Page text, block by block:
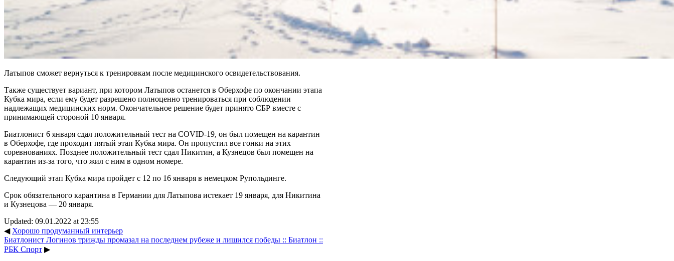
Латыпов сможет вернуться к тренировкам после медицинского освидетельствования.
Также существует вариант, при котором Латыпов останется в Оберхофе по окончании этапа
Кубка мира, если ему будет разрешено полноценно тренироваться при соблюдении
надлежащих медицинских норм. Окончательное решение будет принято СБР вместе с
принимающей стороной 10 января.
Биатлонист 6 января сдал положительный тест на COVID-19, он был помещен на карантин
в Оберхофе, где проходит пятый этап Кубка мира. Он пропустил все гонки на этих
соревнованиях. Позднее положительный тест сдал Никитин, а Кузнецов был помещен на
карантин из-за того, что жил с ним в одном номере.
Следующий этап Кубка мира пройдет с 12 по 16 января в немецком Рупольдинге.
Срок обязательного карантина в Германии для Латыпова истекает 19 января, для Никитина
и Кузнецова — 20 января.
Updated: 09.01.2022 at 23:55
◀ Хорошо продуманный интерьер
Биатлонист Логинов трижды промазал на последнем рубеже и лишился победы :: Биатлон ::
РБК Спорт ▶